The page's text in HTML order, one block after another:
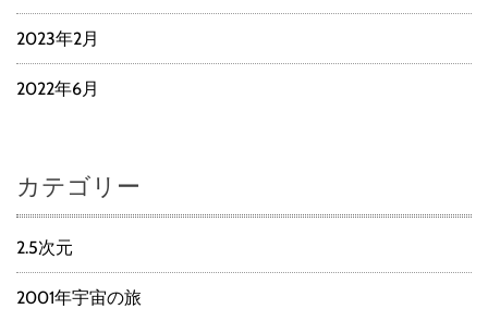
2023年2月
2022年6月
カテゴリー
2.5次元
2001年宇宙の旅